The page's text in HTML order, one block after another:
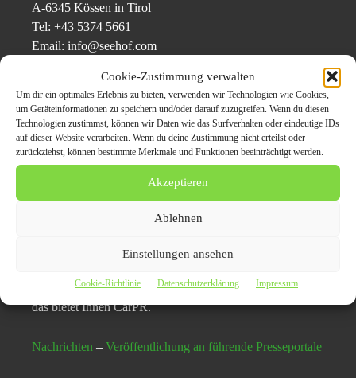
Cookie-Zustimmung verwalten
Um dir ein optimales Erlebnis zu bieten, verwenden wir Technologien wie Cookies,
um Geräteinformationen zu speichern und/oder darauf zuzugreifen. Wenn du diesen
Technologien zustimmst, können wir Daten wie das Surfverhalten oder eindeutige IDs
auf dieser Website verarbeiten. Wenn du deine Zustimmung nicht erteilst oder
zurückziehst, können bestimmte Merkmale und Funktionen beeinträchtigt werden.
Akzeptieren
Ablehnen
Einstellungen ansehen
Cookie-Richtlinie Datenschutzerklärung Impressum
A-6345 Kössen in Tirol
Tel: +43 5374 5661
Email: info@seehof.com
Pressekontakt:
Web: redaktion@dimaconcept.de
Web: www.dimaconcept.de
Original-Content von: Hotel Seehof,Bildrechte:©
Tourismusverband Kaiserwinkl / Fotograf:Hotel Seehof
Erobern Sie die Schlagzeilen mit CarPR: Maximale
Ihre Botschaften verdienen die größte Bühne – und genau
das bietet Ihnen CarPR.
Nachrichten – Veröffentlichung an führende Presseportale